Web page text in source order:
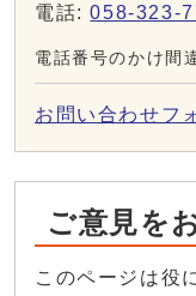
電話:058-323-
電話番号のかけ間
お問い合わせフ
ご意見を
このページは役